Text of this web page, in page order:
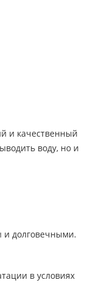
и качественный
воду, но и
и долговечными.
в условиях